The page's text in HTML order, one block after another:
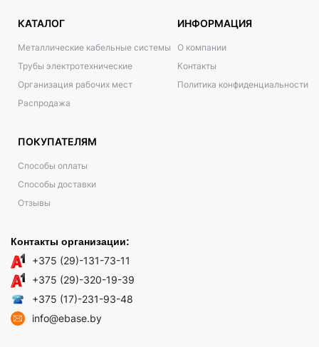
КАТАЛОГ
Металлические кабельные системы
Трубы электротехнические
Организация рабочих мест
Распродажа
ИНФОРМАЦИЯ
О компании
Контакты
Политика конфиденциальности
ПОКУПАТЕЛЯМ
Способы оплаты
Способы доставки
Отзывы
Контакты организации:
+375 (29)-131-73-11
+375 (29)-320-19-39
+375 (17)-231-93-48
info@ebase.by